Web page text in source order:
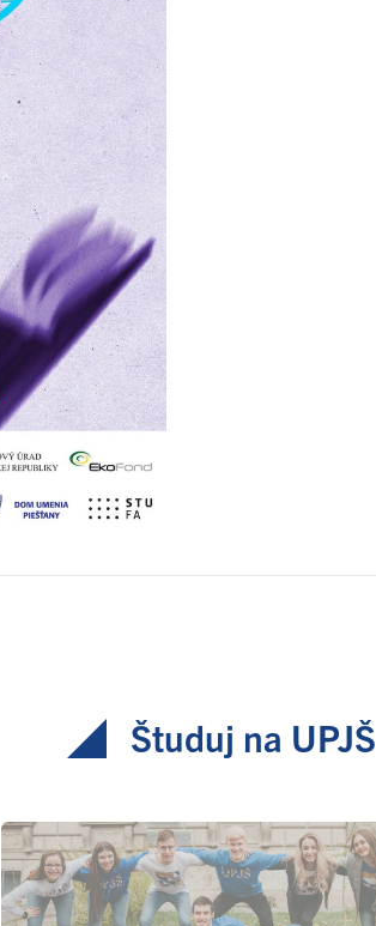
Študuj na UPJŠ